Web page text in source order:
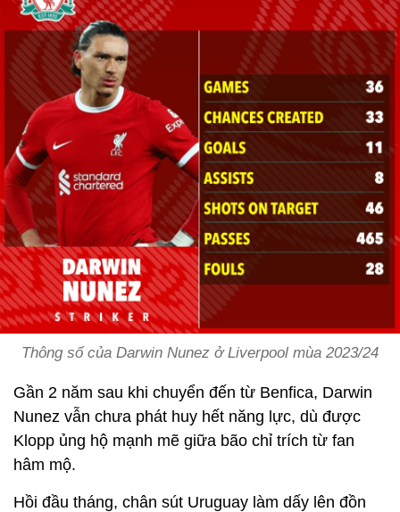
Thông số của Darwin Nunez ở Liverpool mùa 2023/24
Gần 2 năm sau khi chuyển đến từ Benfica, Darwin
Nunez vẫn chưa phát huy hết năng lực, dù được
Klopp ủng hộ mạnh mẽ giữa bão chỉ trích từ fan
hâm mộ.
Hồi đầu tháng, chân sút Uruguay làm dấy lên đồn